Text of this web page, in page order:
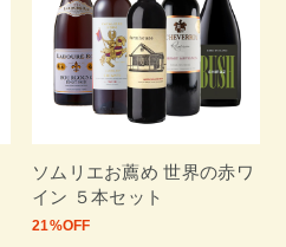
ソムリエお薦め 世界の赤ワ
イン ５本セット
21%OFF